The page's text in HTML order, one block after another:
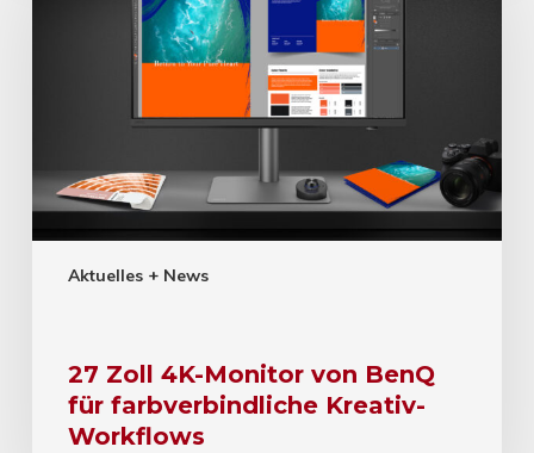
Aktuelles + News
27 Zoll 4K-Monitor von BenQ
für farbverbindliche Kreativ-
Workflows